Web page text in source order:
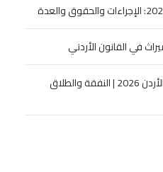
في القانون الأردني
رسوم المحاكم الشرعية في الأردن 2026 | النفقة والطلاق